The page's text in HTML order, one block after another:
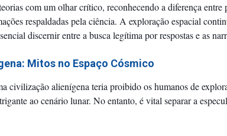
com um olhar crítico, reconhecendo a diferença entre
respaldadas pela ciência. A exploração espacial
discernir entre a busca legítima por respostas e as
Mitos no Espaço Cósmico
civilização alienígena teria proibido os humanos de
ao cenário lunar. No entanto, é vital separar a